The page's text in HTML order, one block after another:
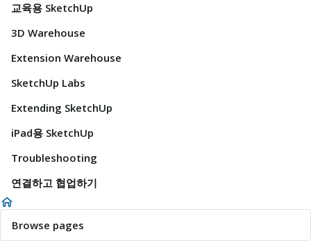
교육용 SketchUp
3D Warehouse
Extension Warehouse
SketchUp Labs
Extending SketchUp
iPad용 SketchUp
Troubleshooting
연결하고 협업하기
Browse pages